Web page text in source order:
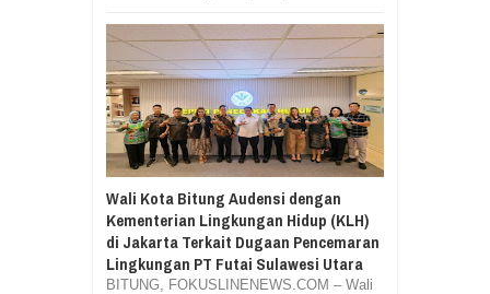
Wali Kota Bitung Audensi dengan
Kementerian Lingkungan Hidup (KLH)
di Jakarta Terkait Dugaan Pencemaran
Lingkungan PT Futai Sulawesi Utara
BITUNG, FOKUSLINENEWS.COM – Wali